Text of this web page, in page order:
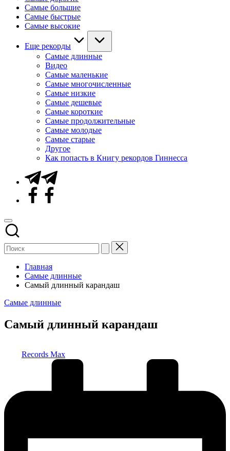
Самые большие
Самые быстрые
Самые высокие
Еще рекорды
Самые длинные
Видео
Самые маленькие
Самые многочисленные
Самые низкие
Самые дешевые
Самые короткие
Самые продолжительные
Самые молодые
Самые старые
Другое
Как попасть в Книгу рекордов Гиннесса
Telegram
Facebook
Главная
Самые длинные
Самый длинный карандаш
Опубликовано
Самые длинные
Самый длинный карандаш
Records Max